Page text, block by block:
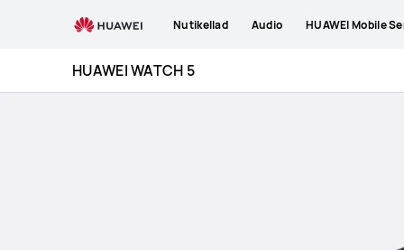
Nutikellad Audio HUAWEI Mobile
HUAWEI WATCH 5